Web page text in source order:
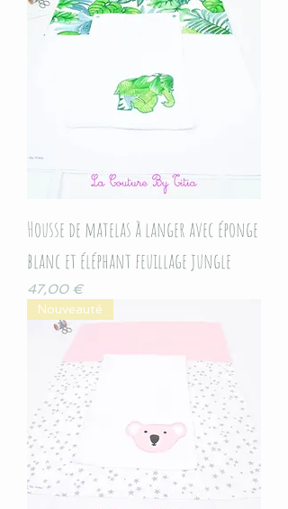
Housse de matelas à langer avec éponge
blanc et éléphant feuillage jungle
Prix
47,00 €
Nouveauté